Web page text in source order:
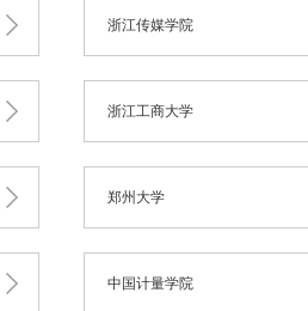
浙江传媒学院
浙江工商大学
郑州大学
中国计量学院